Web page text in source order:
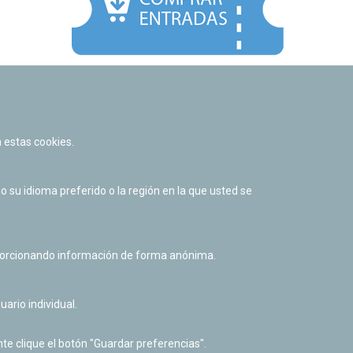
Política de cookies
Derecho de acceso a información pública
cookies.
su idioma preferido o la región en la que usted se
información de forma anónima.
individual.
clique el botón "Guardar preferencias".